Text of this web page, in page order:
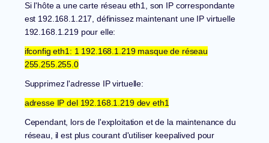
Si l'hôte a une carte réseau eth1, son IP correspondante
est 192.168.1.217, définissez maintenant une IP virtuelle
192.168.1.219 pour elle:
ifconfig eth1: 1 192.168.1.219 masque de réseau
255.255.255.0
Supprimez l'adresse IP virtuelle:
adresse IP del 192.168.1.219 dev eth1
Cependant, lors de l'exploitation et de la maintenance du
réseau, il est plus courant d'utiliser keepalived pour